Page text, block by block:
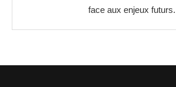
face aux enjeux futurs.